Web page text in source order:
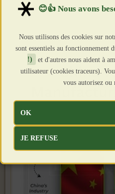
Nous utilisons des cookies sur
sont essentiels au fonctionnement
!)
et d'autres nous aident à
utilisateur (cookies traceurs).
vous autorisez ou
OK
JE REFUSE